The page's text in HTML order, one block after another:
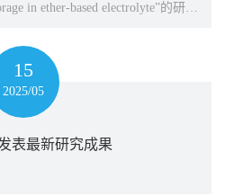
in ether-based electrolyte”的研究
副教授和曹大威教授，江苏大学为
15
2025/05
表最新研究成果